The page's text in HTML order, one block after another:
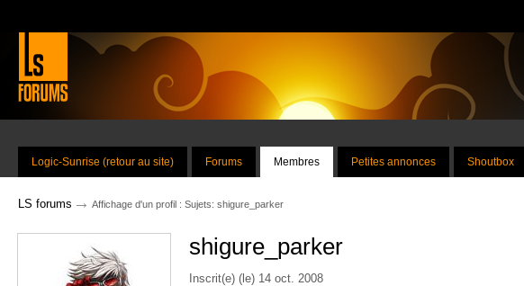
Logic-Sunrise (retour au site) Forums Membres Petites annonces Shoutbox
LS forums → Affichage d'un profil : Sujets: shigure_parker
shigure_parker
Inscrit(e) (le) 14 oct. 2008